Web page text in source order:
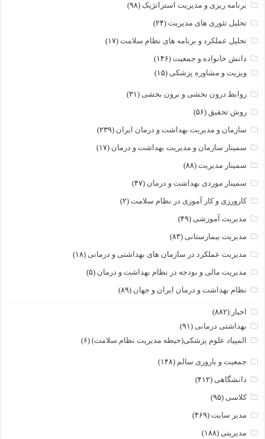
برنامه ریزی و مدیریت استراتژیک (۹۸)
تحلیل تئوری های مدیریت (۲۴)
تحلیل عملکرد و برنامه های نظام سلامت (۱۷)
دانش خانواده و جمعیت (۱۴۶)
ویزیت و مشاوره پزشکی (۱۵)
روابط درون بخشی و برون بخشی (۳۱)
روش تحقیق (۵۶)
سازمان و مدیریت بهداشت و درمان ایران (۲۳۹)
سمینار سازمان و مدیریت بهداشت و درمان (۱۷)
سمینار مدیریت (۸۸)
سمینار موردی بهداشت و درمان (۴۷)
کارورزی و کار آموزی در نظام سلامت (۲)
مدیریت آموزشی (۴۹)
مدیریت بیمارستانی (۸۳)
مدیریت عملکرد در سازمان های بهداشتی و درمانی (۱۸)
مدیریت مالی و بودجه در نظام بهداشت و درمان (۵)
نظام بهداشت و درمان ایران و جهان (۸۹)
اخبار (۸۸۲)
بهداشتی درمانی (۹۱)
المپیاد علوم پزشکی(حیطه مدیریت نظام سلامت) (۶)
جمعیت و باروری سالم (۱۴۸)
دانشگاهی (۴۱۲)
کلاسی (۹۵)
مدیر سایت (۴۶۹)
مدیریتی (۱۸۸)